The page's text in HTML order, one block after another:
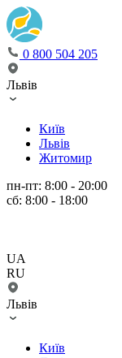
0 800 504 205
Львів
Київ
Львів
Житомир
пн-пт: 8:00 - 20:00
сб: 8:00 - 18:00
UA
RU
Львів
Київ